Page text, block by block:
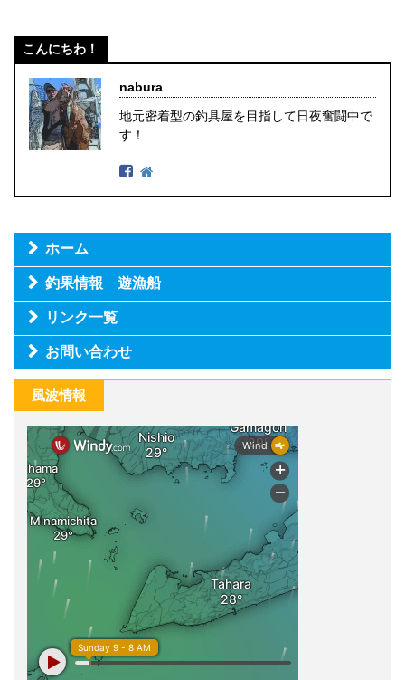
こんにちわ！
nabura
地元密着型の釣具屋を目指して日夜奮闘中で
す！
ホーム
釣果情報 遊漁船
リンク一覧
お問い合わせ
風波情報